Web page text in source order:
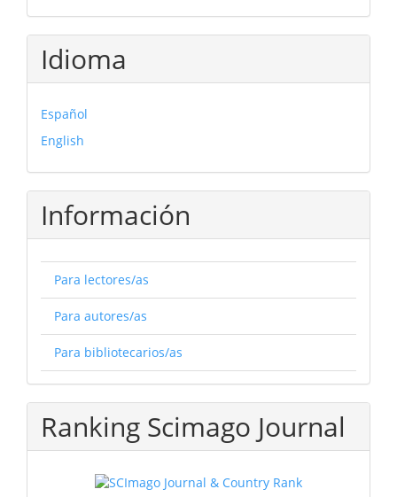
Idioma
Español
English
Información
Para lectores/as
Para autores/as
Para bibliotecarios/as
Ranking Scimago Journal